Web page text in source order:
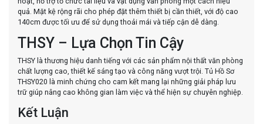
quả. Mặt kệ rộng rãi cho phép đặt thêm thiết bị cần thiết, với độ cao
140cm được tối ưu để sử dụng thoải mái và tiếp cận dễ dàng.
THSY – Lựa Chọn Tin Cậy
THSY là thương hiệu danh tiếng với các sản phẩm nội thất văn phòng
chất lượng cao, thiết kế sáng tạo và công năng vượt trội. Tủ Hồ Sơ
THSY020 là minh chứng cho cam kết mang lại những giải pháp lưu
trữ giúp nâng cao không gian làm việc và thể hiện sự chuyên nghiệp.
Kết Luận